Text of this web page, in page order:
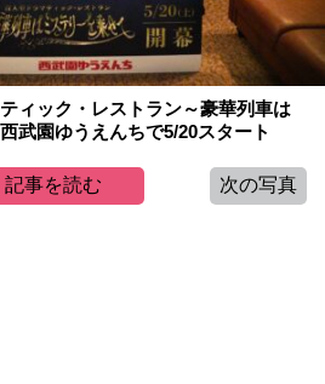
ィック・レストラン～豪華列車は
武園ゆうえんちで5/20スタート
記事を読む 次の写真